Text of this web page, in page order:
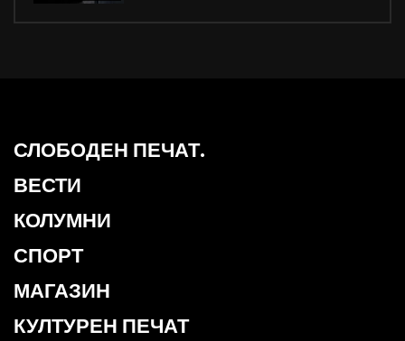
СЛОБОДЕН ПЕЧАТ.
ВЕСТИ
КОЛУМНИ
СПОРТ
МАГАЗИН
КУЛТУРЕН ПЕЧАТ